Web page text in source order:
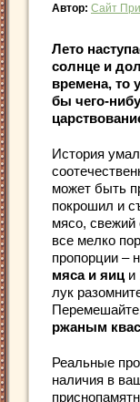
Автор: Сайт
Лето
солнце и
времена, то
бы чего-
История
может быть
покрошил и
мясо, свежий
все мелко
пропорции –
мяса и яиц и
лук
ржаным
Реальные
наличия в